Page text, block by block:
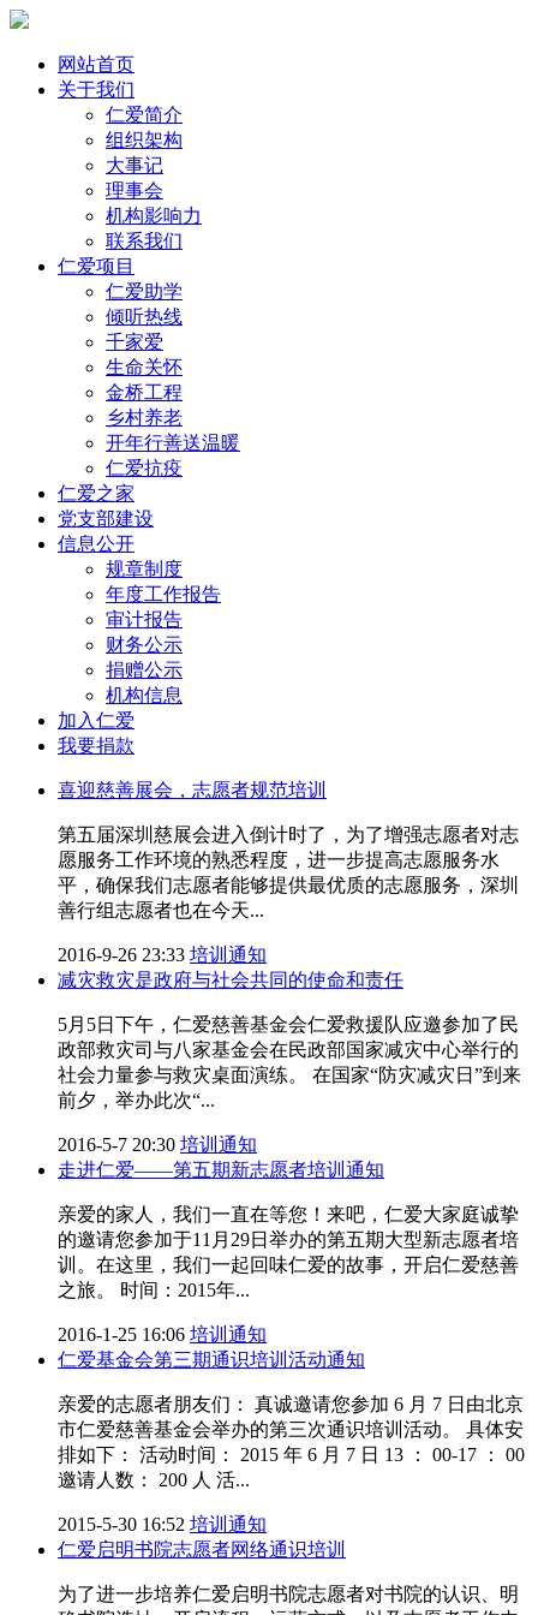
网站首页
关于我们
仁爱简介
组织架构
大事记
理事会
机构影响力
联系我们
仁爱项目
仁爱助学
倾听热线
千家爱
生命关怀
金桥工程
乡村养老
开年行善送温暖
仁爱抗疫
仁爱之家
党支部建设
信息公开
规章制度
年度工作报告
审计报告
财务公示
捐赠公示
机构信息
加入仁爱
我要捐款
喜迎慈善展会，志愿者规范培训
第五届深圳慈展会进入倒计时了，为了增强志愿者对志
愿服务工作环境的熟悉程度，进一步提高志愿服务水
平，确保我们志愿者能够提供最优质的志愿服务，深圳
善行组志愿者也在今天...
2016-9-26 23:33 培训通知
减灾救灾是政府与社会共同的使命和责任
5月5日下午，仁爱慈善基金会仁爱救援队应邀参加了民
政部救灾司与八家基金会在民政部国家减灾中心举行的
社会力量参与救灾桌面演练。 在国家“防灾减灾日”到来
前夕，举办此次“...
2016-5-7 20:30 培训通知
走进仁爱——第五期新志愿者培训通知
亲爱的家人，我们一直在等您！来吧，仁爱大家庭诚挚
的邀请您参加于11月29日举办的第五期大型新志愿者培
训。在这里，我们一起回味仁爱的故事，开启仁爱慈善
之旅。 时间：2015年...
2016-1-25 16:06 培训通知
仁爱基金会第三期通识培训活动通知
亲爱的志愿者朋友们： 真诚邀请您参加 6 月 7 日由北京
市仁爱慈善基金会举办的第三次通识培训活动。 具体安
排如下： 活动时间： 2015 年 6 月 7 日 13 ： 00-17 ： 00
邀请人数： 200 人 活...
2015-5-30 16:52 培训通知
仁爱启明书院志愿者网络通识培训
为了进一步培养仁爱启明书院志愿者对书院的认识、明